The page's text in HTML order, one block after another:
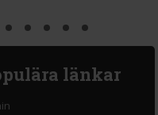
länkar